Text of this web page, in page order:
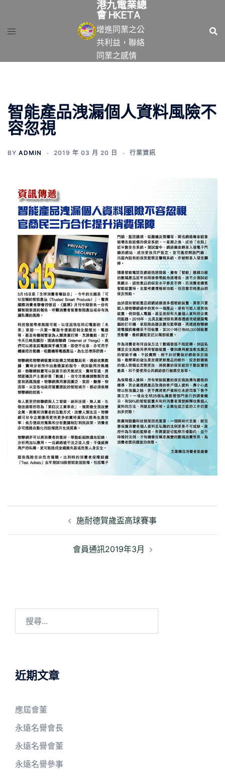
港九電業總
會 HKETA
增進同業之公
共利益，聯絡
同業之感情
智能產品洩漏個人資料風險不
容忽視
BY ADMIN 2019 年 03 月 20 日 行業資訊
文
導
施耐德賀歲盃高球賽事
會員通訊2019年3月
字:
近期文章
應屆會董
永遠名譽會長
永遠名譽會董
永遠名譽參事